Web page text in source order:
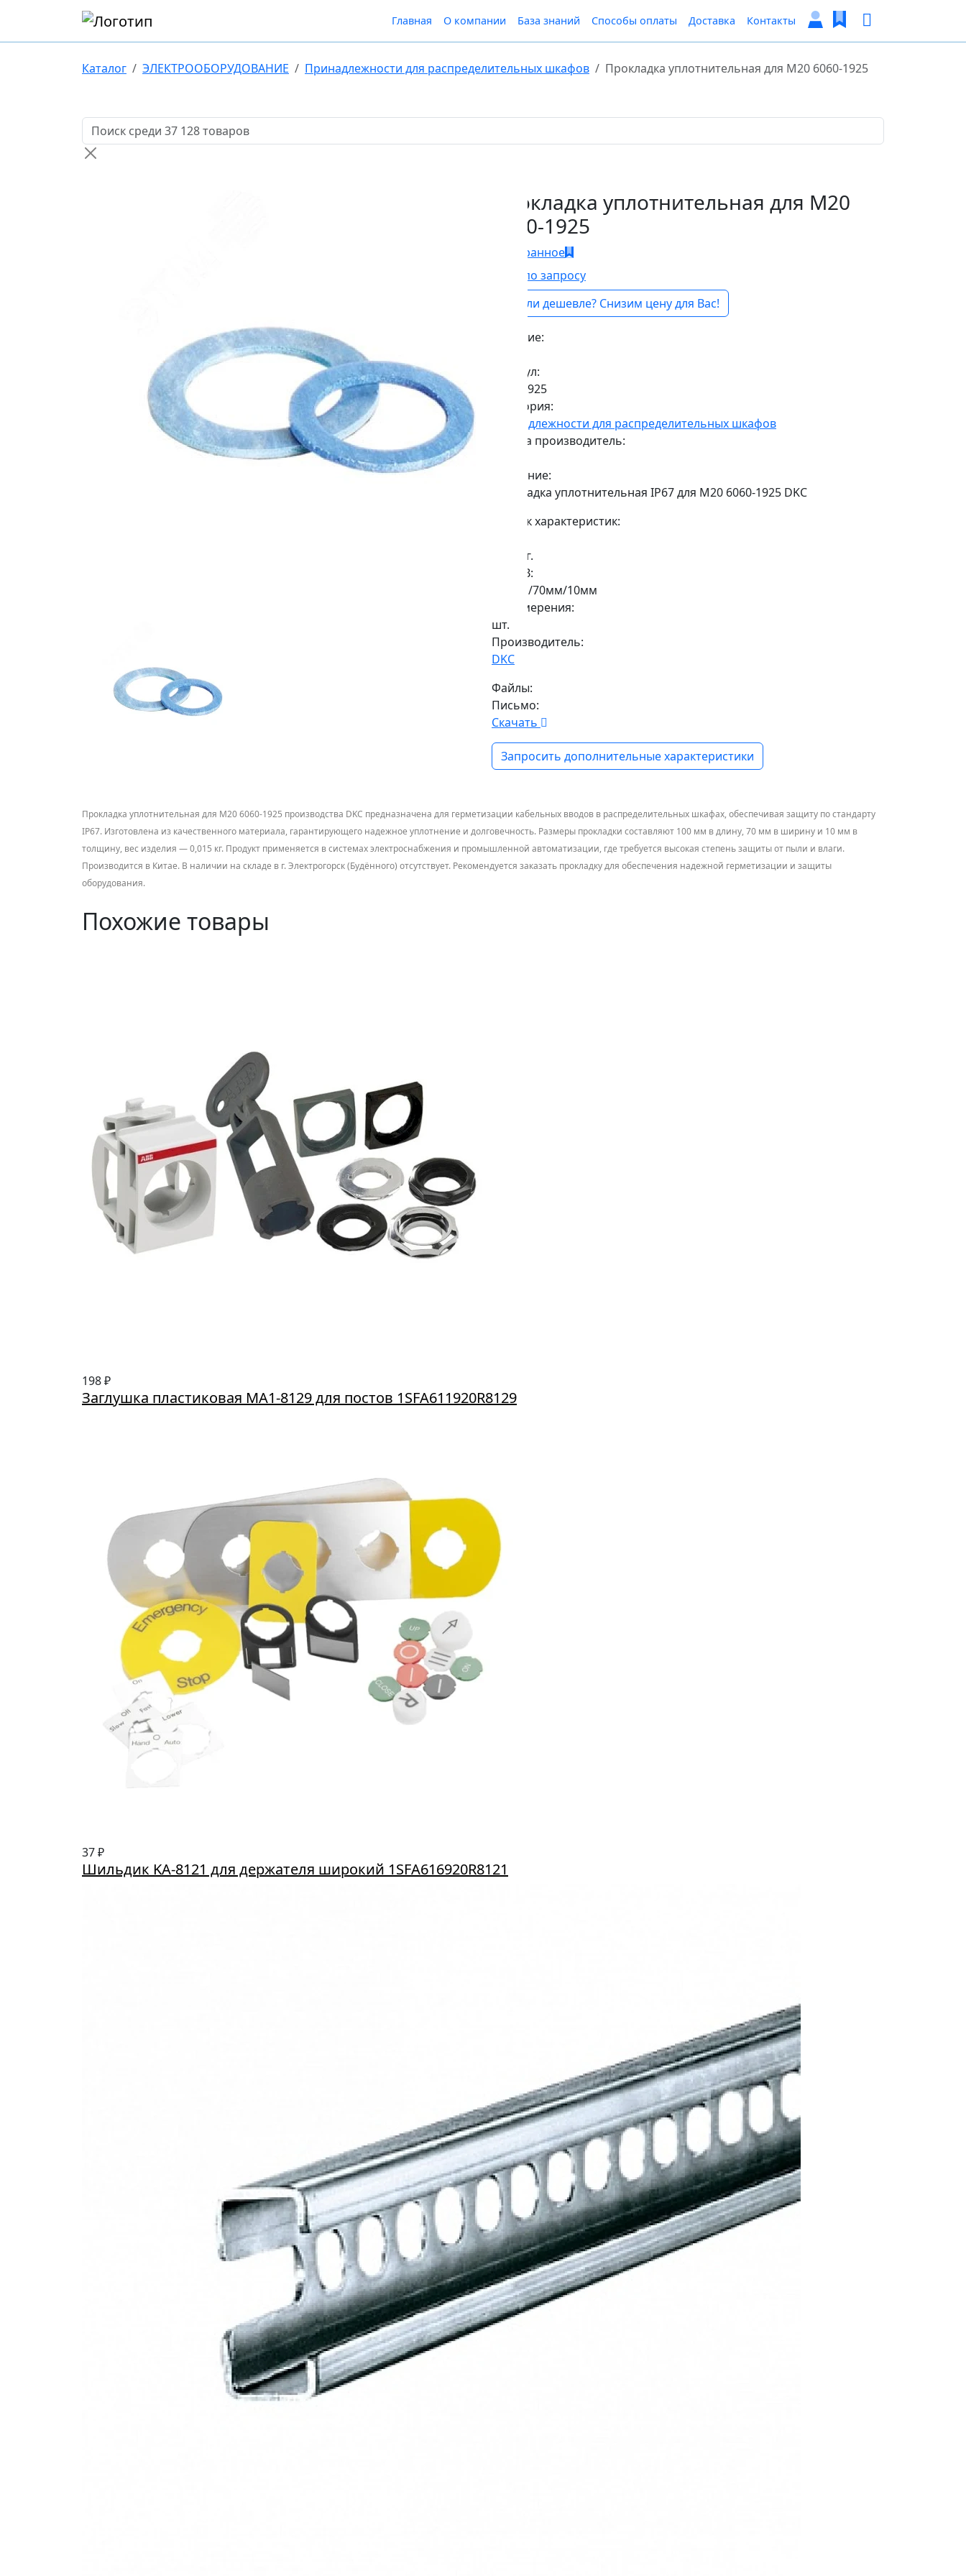
Главная О компании База знаний Способы оплаты Доставка Контакты
Каталог ЭЛЕКТРООБОРУДОВАНИЕ Принадлежности для распределительных шкафов Прокладка уплотнительная для М20 6060-1925
Поиск товаров по названию или артикулу
Прокладка уплотнительная для М20
6060-1925
В Избранное
Цена по запросу
Нашли дешевле? Снизим цену для Вас!
Наличие:
Артикул:
6060-1925
Категория:
Принадлежности для распределительных шкафов
Страна производитель:
Описание:
Прокладка уплотнительная IP67 для M20 6060-1925 DKC
Список характеристик:
0,015кг.
ДxШxВ:
100мм/70мм/10мм
Ед.Измерения:
шт.
Производитель:
DKC
Файлы:
Письмо:
Скачать
Запросить дополнительные характеристики
Прокладка уплотнительная для М20 6060-1925 производства DKC предназначена для герметизации кабельных вводов в распределительных шкафах, обеспечивая защиту по стандарту
IP67. Изготовлена из качественного материала, гарантирующего надежное уплотнение и долговечность. Размеры прокладки составляют 100 мм в длину, 70 мм в ширину и 10 мм в
толщину, вес изделия — 0,015 кг. Продукт применяется в системах электроснабжения и промышленной автоматизации, где требуется высокая степень защиты от пыли и влаги.
Производится в Китае. В наличии на складе в г. Электрогорск (Будённого) отсутствует. Рекомендуется заказать прокладку для обеспечения надежной герметизации и защиты
оборудования.
Похожие товары
198 ₽
Заглушка пластиковая MA1-8129 для постов 1SFA611920R8129
37 ₽
Шильдик KA-8121 для держателя широкий 1SFA616920R8121